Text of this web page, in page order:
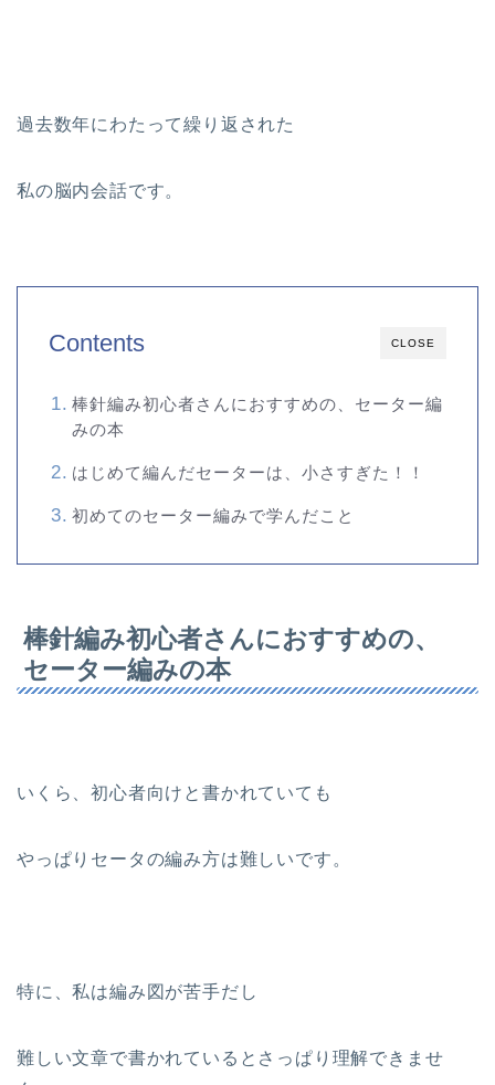
過去数年にわたって繰り返された
私の脳内会話です。
CLOSE
Contents
棒針編み初心者さんにおすすめの、セーター編
みの本
はじめて編んだセーターは、小さすぎた！！
初めてのセーター編みで学んだこと
棒針編み初心者さんにおすすめの、
セーター編みの本
いくら、初心者向けと書かれていても
やっぱりセータの編み方は難しいです。
特に、私は編み図が苦手だし
難しい文章で書かれているとさっぱり理解できませ